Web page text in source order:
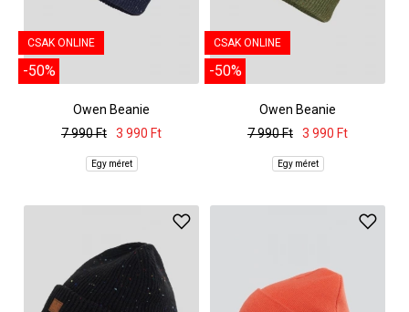
CSAK ONLINE
-50%
Owen Beanie
7 990 Ft
3 990 Ft
Egy méret
CSAK ONLINE
-50%
Owen Beanie
7 990 Ft
3 990 Ft
Egy méret